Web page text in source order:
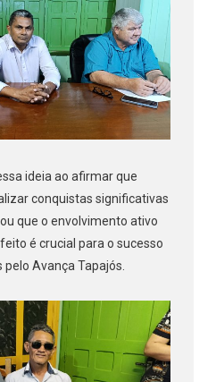
ideia ao afirmar que
conquistas significativas
que o envolvimento ativo
é crucial para o sucesso
Avança Tapajós.